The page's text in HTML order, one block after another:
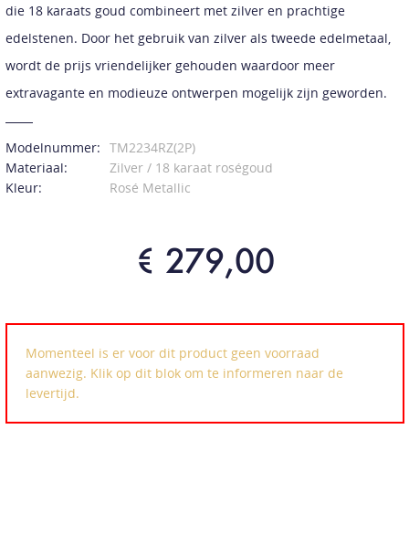
die 18 karaats goud combineert met zilver en prachtige
edelstenen. Door het gebruik van zilver als tweede edelmetaal,
wordt de prijs vriendelijker gehouden waardoor meer
extravagante en modieuze ontwerpen mogelijk zijn geworden.
Modelnummer: TM2234RZ(2P)
Materiaal:
Zilver / 18 karaat roségoud
Kleur:
Rosé Metallic
€ 279,00
Momenteel is er voor dit product geen voorraad
aanwezig. Klik op dit blok om te informeren naar de
levertijd.